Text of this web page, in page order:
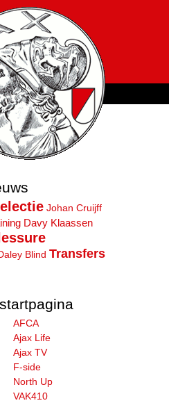
Johan Cruijff
Davy Klaassen
Blind Transfers
AFCA
Ajax Life
Ajax TV
F-side
North Up
VAK410